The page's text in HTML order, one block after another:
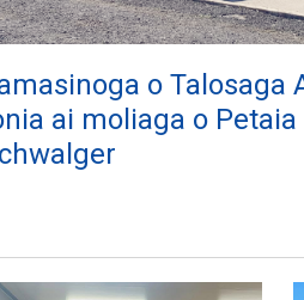
o Talosaga
ai moliaga o Petaia